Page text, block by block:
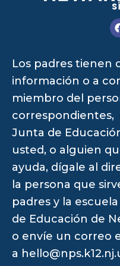
Los padres tienen
información o a
miembro del
correspondientes,
Junta de
usted, o alguien
ayuda, dígale al
la persona que
padres y la
de Educación de
o envíe un correo
a